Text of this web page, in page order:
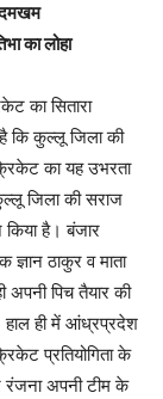
दमखम
का लोहा
का सितारा
कि कुल्लू जिला की
का यह उभरता
जिला की सराज
किया है। बंजार
ठाकुर व माता
अपनी पिच तैयार की
हाल ही में आंध्रप्रदेश
प्रतियोगिता के
रंजना अपनी टीम के